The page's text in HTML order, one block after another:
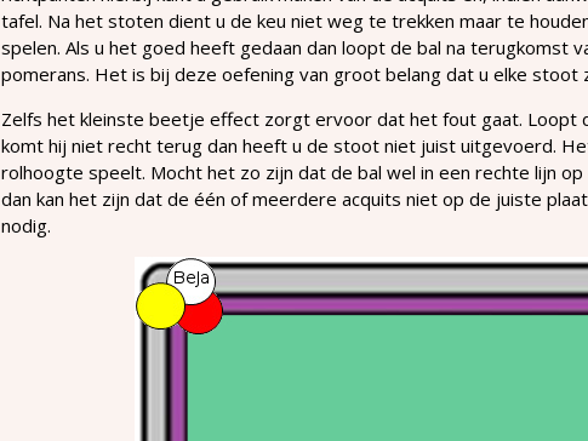
tafel. Na het stoten dient u de keu niet weg te trekken maar te
spelen. Als u het goed heeft gedaan dan loopt de bal na terugkomst
pomerans. Het is bij deze oefening van groot belang dat u elke stoot
Zelfs het kleinste beetje effect zorgt ervoor dat het fout gaat. Loopt
komt hij niet recht terug dan heeft u de stoot niet juist uitgevoerd.
rolhoogte speelt. Mocht het zo zijn dat de bal wel in een rechte lijn
dan kan het zijn dat de één of meerdere acquits niet op de juiste
nodig.